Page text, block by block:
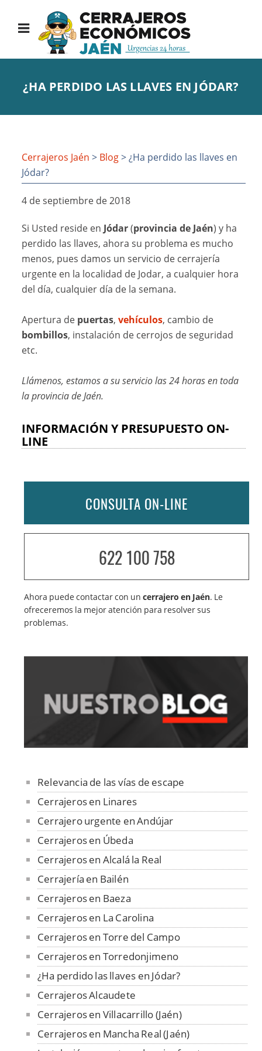
¿HA PERDIDO LAS LLAVES EN JÓDAR?
Cerrajeros Jaén > Blog> ¿Ha perdido las llaves en
Jódar?
4 de septiembre de 2018
Si Usted reside en Jódar(provincia de Jaén) y ha
perdido las llaves, ahora su problema es mucho
menos, pues damos un servicio de cerrajería
urgente en la localidad de Jodar, a cualquier hora
del día, cualquier día de la semana.
Apertura de puertas,vehículos, cambio de
bombillos, instalación de cerrojos de seguridad
etc.
Llámenos, estamos a su servicio las 24 horas en toda
la provincia de Jaén.
INFORMACIÓN Y PRESUPUESTO ON-
LINE
CONSULTA ON-LINE
622 100 758
Ahora puede contactar con uncerrajero en Jaén. Le
ofreceremos la mejor atención para resolver sus
problemas.
Relevancia de las vías de escape
Cerrajeros en Linares
Cerrajero urgente en Andújar
Cerrajeros en Úbeda
Cerrajeros en Alcalá la Real
Cerrajería en Bailén
Cerrajeros en Baeza
Cerrajeros en La Carolina
Cerrajeros en Torre del Campo
Cerrajeros en Torredonjimeno
¿Ha perdido las llaves en Jódar?
Cerrajeros Alcaudete
Cerrajeros en Villacarrillo (Jaén)
Cerrajeros en Mancha Real (Jaén)